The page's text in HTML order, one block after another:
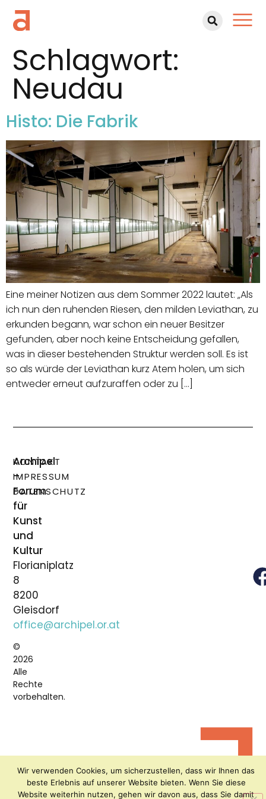
Schlagwort:
Neudau
Histo: Die Fabrik
Eine meiner Notizen aus dem Sommer 2022 lautet: „Als
ich nun den ruhenden Riesen, den milden Leviathan, zu
erkunden begann, war schon ein neuer Besitzer
gefunden, aber noch keine Entscheidung gefallen,
was in dieser bestehenden Struktur werden soll. Es ist
so als würde der Leviathan kurz Atem holen, um sich
entweder erneut aufzuraffen oder zu […]
Archipel
–
Forum
für
Kunst
und
Kultur
Florianiplatz
8
8200
Gleisdorf
office@archipel.or.at
©
2026
Alle
Rechte
vorbehalten.
KONTAKT
IMPRESSUM
DATENSCHUTZ
Wir verwenden Cookies, um sicherzustellen, dass wir Ihnen das
beste Erlebnis auf unserer Website bieten. Wenn Sie diese
Website weiterhin nutzen, gehen wir davon aus, dass Sie damit